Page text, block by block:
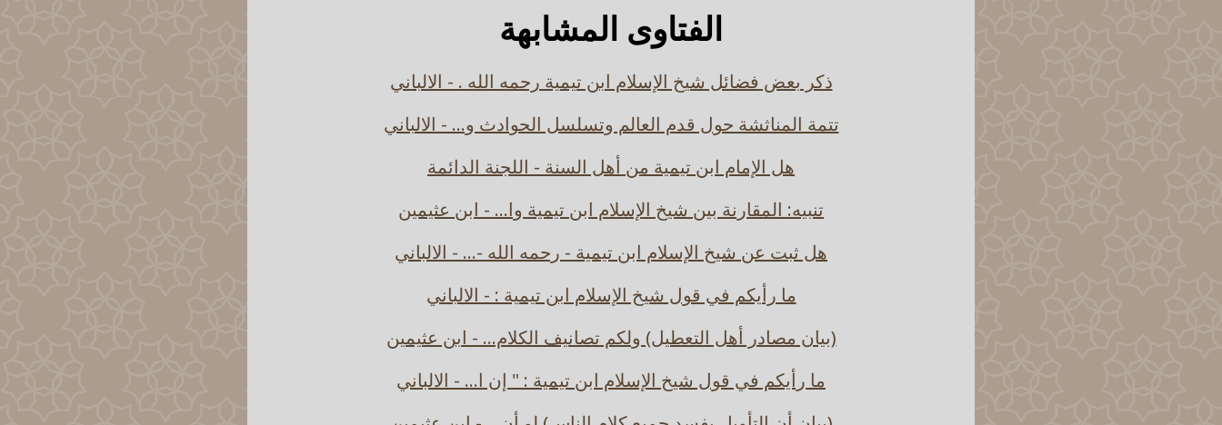
الفتاوى المشابهة
ذكر بعض فضائل شيخ الإسلام ابن تيمية رحمه الله . - الالباني
تتمة المناثشة حول قدم العالم وتسلسل الحوادث و... - الالباني
هل الإمام ابن تيمية من أهل السنة - اللجنة الدائمة
تنبيه: المقارنة بين شيخ الإسلام ابن تيمية وا... - ابن عثيمين
هل ثبت عن شيخ الإسلام ابن تيمية - رحمه الله -... - الالباني
ما رأيكم في قول شيخ الإسلام ابن تيمية : - الالباني
(بيان مصادر أهل التعطيل) ولكم تصانيف الكلام... - ابن عثيمين
ما رأيكم في قول شيخ الإسلام ابن تيمية : " إن ا... - الالباني